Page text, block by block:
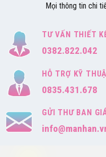
Mọi thông tin chi
TƯ VẤN THIẾT
0382.822.042
HỖ TRỢ KỸ
0835.431.678
GỬI THƯ BAN